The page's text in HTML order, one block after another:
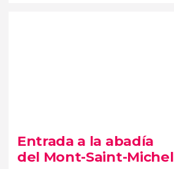
3.097 opiniones
País en un día
Entrada a la abadía
del Mont-Saint-Michel